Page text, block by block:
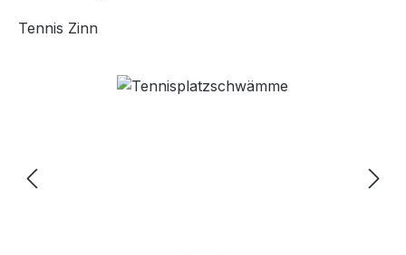
Tennis Zinn
Bildergalerie überspringen